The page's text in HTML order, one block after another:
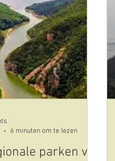
uitgelicht eten
parken van
6 minuten om te lezen